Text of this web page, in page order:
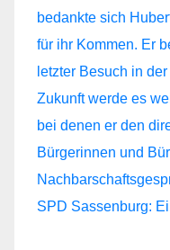
SPD Sassenburg: